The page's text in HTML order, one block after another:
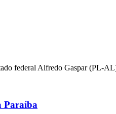
federal Alfredo Gaspar (PL-
Paraíba